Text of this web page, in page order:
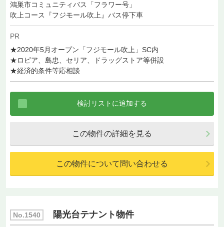
鴻巣市コミュニティバス「フラワー号」
吹上コース『フジモール吹上』バス停下車
PR
★2020年5月オープン「フジモール吹上」SC内
★ロピア、島忠、セリア、ドラッグストア等併設
★経済的条件等応相談
この物件の詳細を見る
この物件について問い合わせる
No.1540 陽光台テナント物件